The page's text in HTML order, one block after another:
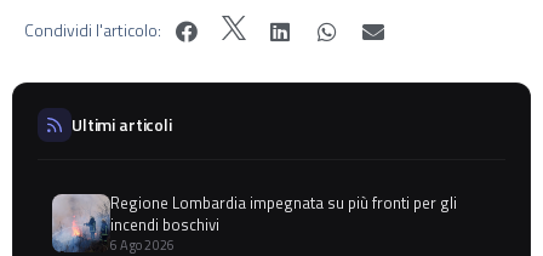
Condividi l'articolo:
Ultimi articoli
Regione Lombardia impegnata su più fronti per gli
incendi boschivi
6 Ago 2026